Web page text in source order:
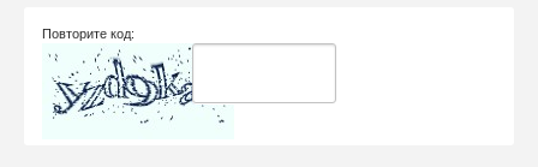
Повторите код: